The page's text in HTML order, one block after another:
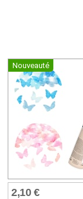
Nouveauté
2,10 €